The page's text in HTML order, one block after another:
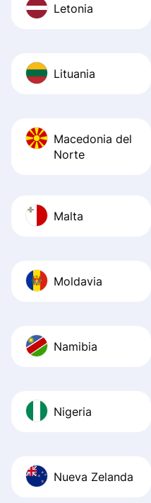
Letonia
Lituania
Macedonia del
Norte
Malta
Moldavia
Namibia
Nigeria
Nueva Zelanda